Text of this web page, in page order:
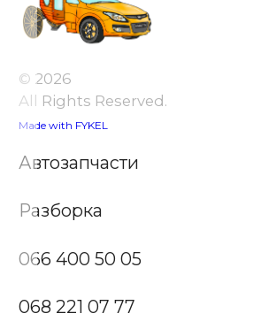
© 2026
All Rights Reserved.
Made with FYKEL
Автозапчасти
Разборка
066 400 50 05
068 221 07 77